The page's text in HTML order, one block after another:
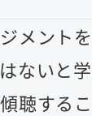
メント
ないと
聴する